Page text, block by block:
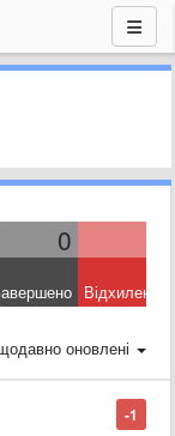
0
Відхилено
оновлені
-1